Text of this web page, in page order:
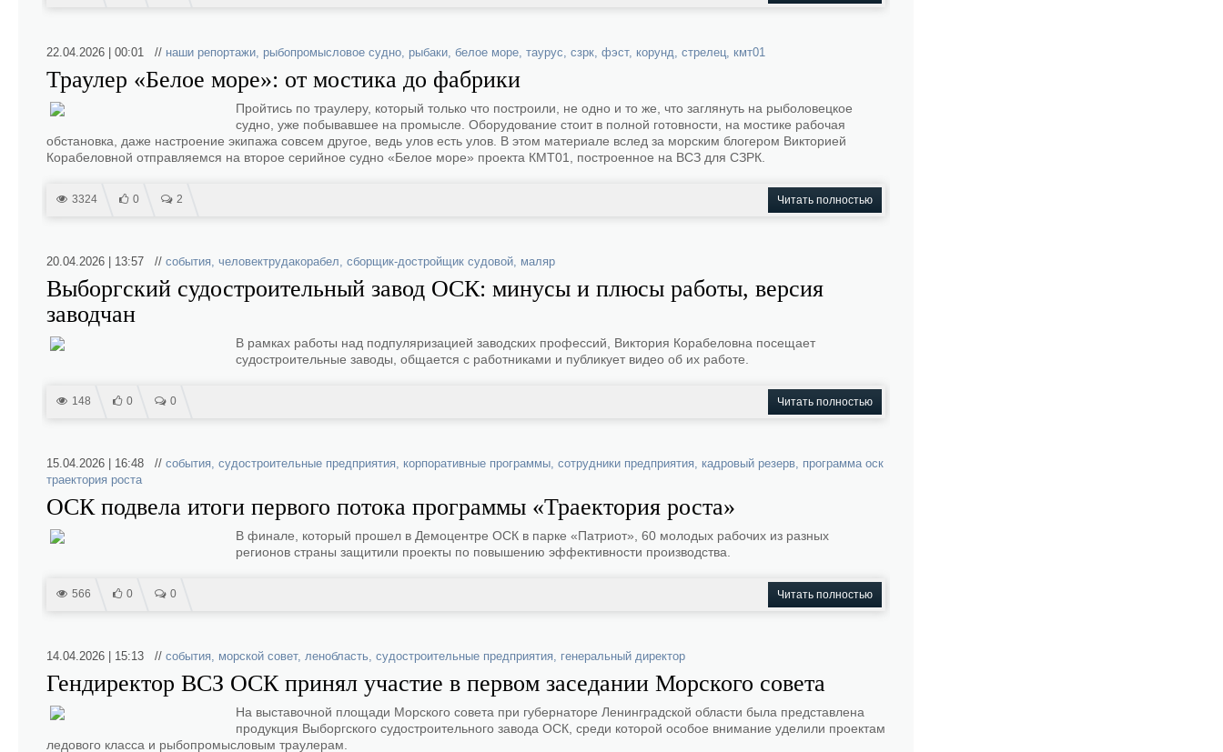
22.04.2026 | 00:01 // наши репортажи, рыбопромысловое судно, рыбаки, белое море, таурус, сзрк, фэст, корунд, стрелец, кмт01
Траулер «Белое море»: от мостика до фабрики
Пройтись по траулеру, который только что построили, не одно и то же, что заглянуть на рыболовецкое
судно, уже побывавшее на промысле. Оборудование стоит в полной готовности, на мостике рабочая
обстановка, даже настроение экипажа совсем другое, ведь улов есть улов. В этом материале вслед за морским блогером Викторией
Корабеловной отправляемся на второе серийное судно «Белое море» проекта КМТ01, построенное на ВСЗ для СЗРК.
3324 0 2 Читать полностью
20.04.2026 | 13:57 // события, человектрудакорабел, сборщик-достройщик судовой, маляр
Выборгский судостроительный завод ОСК: минусы и плюсы работы, версия
заводчан
В рамках работы над подпуляризацией заводских профессий, Виктория Корабеловна посещает
судостроительные заводы, общается с работниками и публикует видео об их работе.
148 0 0 Читать полностью
15.04.2026 | 16:48 // события, судостроительные предприятия, корпоративные программы, сотрудники предприятия, кадровый резерв, программа оск
траектория роста
ОСК подвела итоги первого потока программы «Траектория роста»
В финале, который прошел в Демоцентре ОСК в парке «Патриот», 60 молодых рабочих из разных
регионов страны защитили проекты по повышению эффективности производства.
566 0 0 Читать полностью
14.04.2026 | 15:13 // события, морской совет, ленобласть, судостроительные предприятия, генеральный директор
Гендиректор ВСЗ ОСК принял участие в первом заседании Морского совета
На выставочной площади Морского совета при губернаторе Ленинградской области была представлена
продукция Выборгского судостроительного завода ОСК, среди которой особое внимание уделили проектам
ледового класса и рыбопромысловым траулерам.